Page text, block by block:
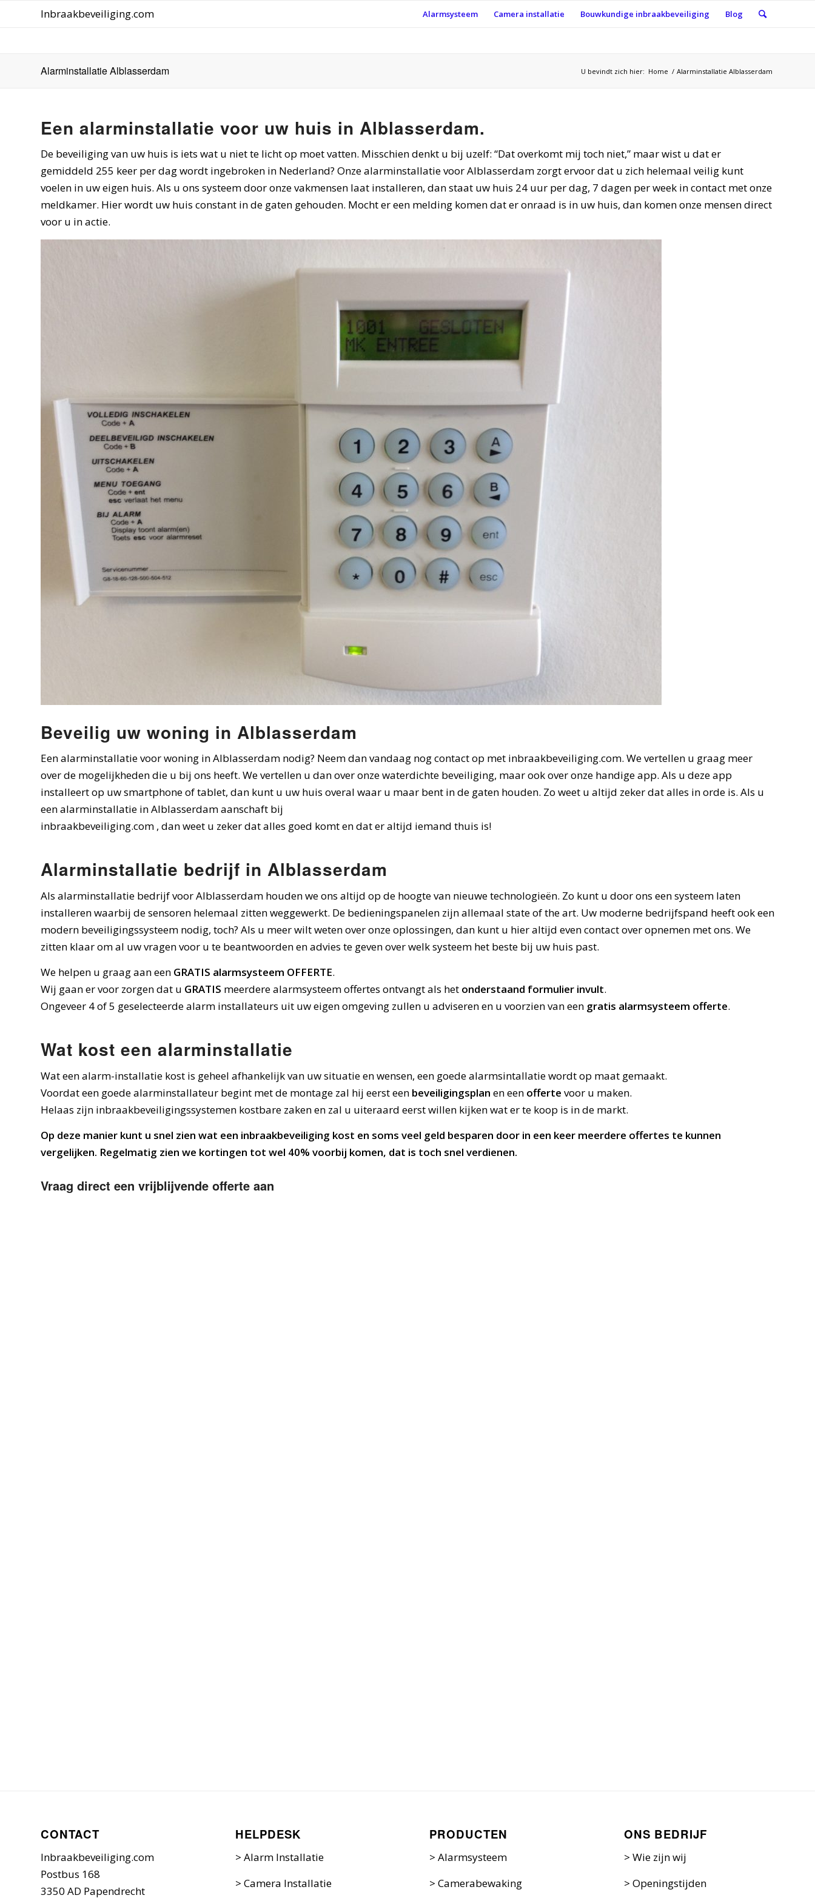
Inbraakbeveiliging.com Alarmsysteem Camera installatie Bouwkundige inbraakbeveiliging Blog
Alarminstallatie Alblasserdam U bevindt zich hier: Home / Alarminstallatie Alblasserdam
Een alarminstallatie voor uw huis in Alblasserdam.
De beveiliging van uw huis is iets wat u niet te licht op moet vatten. Misschien denkt u bij uzelf: “Dat overkomt mij toch niet,” maar wist u dat er
gemiddeld 255 keer per dag wordt ingebroken in Nederland? Onze alarminstallatie voor Alblasserdam zorgt ervoor dat u zich helemaal veilig kunt
voelen in uw eigen huis. Als u ons systeem door onze vakmensen laat installeren, dan staat uw huis 24 uur per dag, 7 dagen per week in contact met onze
meldkamer. Hier wordt uw huis constant in de gaten gehouden. Mocht er een melding komen dat er onraad is in uw huis, dan komen onze mensen direct
voor u in actie.
Beveilig uw woning in Alblasserdam
Een alarminstallatie voor woning in Alblasserdam nodig? Neem dan vandaag nog contact op met inbraakbeveiliging.com. We vertellen u graag meer
over de mogelijkheden die u bij ons heeft. We vertellen u dan over onze waterdichte beveiliging, maar ook over onze handige app. Als u deze app
installeert op uw smartphone of tablet, dan kunt u uw huis overal waar u maar bent in de gaten houden. Zo weet u altijd zeker dat alles in orde is. Als u
een alarminstallatie in Alblasserdam aanschaft bij
inbraakbeveiliging.com , dan weet u zeker dat alles goed komt en dat er altijd iemand thuis is!
Alarminstallatie bedrijf in Alblasserdam
Als alarminstallatie bedrijf voor Alblasserdam houden we ons altijd op de hoogte van nieuwe technologieën. Zo kunt u door ons een systeem laten
installeren waarbij de sensoren helemaal zitten weggewerkt. De bedieningspanelen zijn allemaal state of the art. Uw moderne bedrijfspand heeft ook een
modern beveiligingssysteem nodig, toch? Als u meer wilt weten over onze oplossingen, dan kunt u hier altijd even contact over opnemen met ons. We
zitten klaar om al uw vragen voor u te beantwoorden en advies te geven over welk systeem het beste bij uw huis past.
We helpen u graag aan een GRATIS alarmsysteem OFFERTE.
Wij gaan er voor zorgen dat u GRATIS meerdere alarmsysteem offertes ontvangt als het onderstaand formulier invult.
Ongeveer 4 of 5 geselecteerde alarm installateurs uit uw eigen omgeving zullen u adviseren en u voorzien van een gratis alarmsysteem offerte.
Wat kost een alarminstallatie
Wat een alarm-installatie kost is geheel afhankelijk van uw situatie en wensen, een goede alarmsintallatie wordt op maat gemaakt.
Voordat een goede alarminstallateur begint met de montage zal hij eerst een beveiligingsplan en een offerte voor u maken.
Helaas zijn inbraakbeveiligingssystemen kostbare zaken en zal u uiteraard eerst willen kijken wat er te koop is in de markt.
Op deze manier kunt u snel zien wat een inbraakbeveiliging kost en soms veel geld besparen door in een keer meerdere offertes te kunnen
vergelijken. Regelmatig zien we kortingen tot wel 40% voorbij komen, dat is toch snel verdienen.
Vraag direct een vrijblijvende offerte aan
CONTACT
Inbraakbeveiliging.com
Postbus 168
3350 AD Papendrecht
HELPDESK
> Alarm Installatie
> Camera Installatie
PRODUCTEN
>Alarmsysteem
>Camerabewaking
ONS BEDRIJF
> Wie zijn wij
> Openingstijden